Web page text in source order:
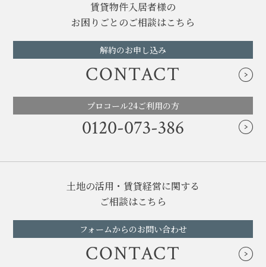
賃貸物件入居者様の
お困りごとのご相談はこちら
解約のお申し込み
CONTACT
プロコール24ご利用の方
0120-073-386
土地の活用・賃貸経営に関する
ご相談はこちら
フォームからのお問い合わせ
CONTACT